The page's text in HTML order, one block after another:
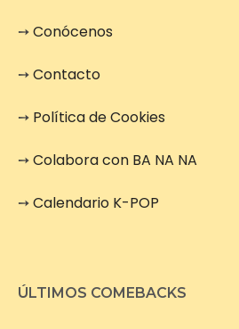
➙Conócenos
➙Contacto
➙ Política de Cookies
➙Colabora con BA NA NA
➙Calendario K-POP
ÚLTIMOS COMEBACKS